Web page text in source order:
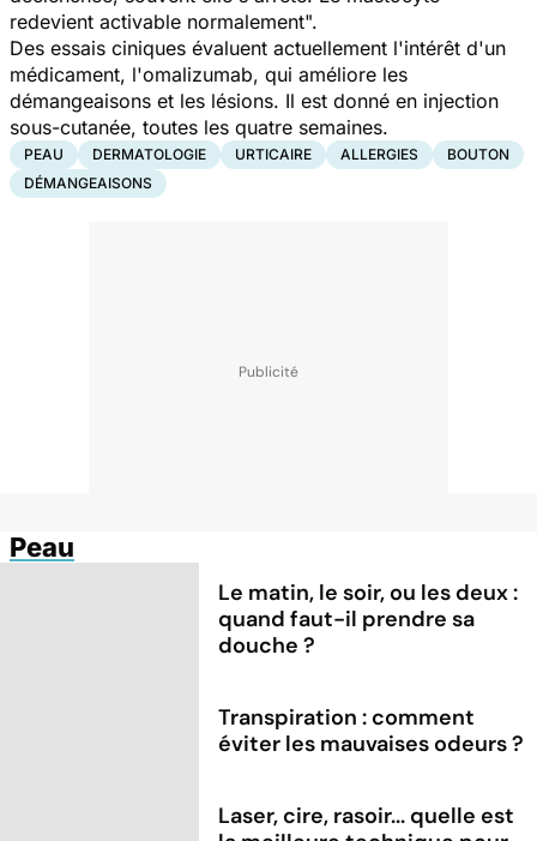
redevient activable normalement".
Des essais ciniques évaluent actuellement l'intérêt d'un
médicament, l'omalizumab, qui améliore les
démangeaisons et les lésions. Il est donné en injection
sous-cutanée, toutes les quatre semaines.
PEAU DERMATOLOGIE URTICAIRE ALLERGIES
BOUTON
DÉMANGEAISONS
Peau
Le matin, le soir, ou les deux :
quand faut-il prendre sa
douche ?
Transpiration : comment
éviter les mauvaises odeurs ?
Laser, cire, rasoir... quelle est